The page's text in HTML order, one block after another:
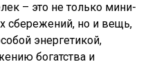
– это не только мини-
сбережений, но и вещь,
энергетикой,
богатства и